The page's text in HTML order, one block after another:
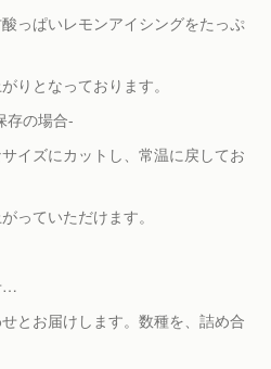
っぱいレモンアイシングをたっぷ
りとなっております。
存の場合-
イズにカットし、常温に戻してお
っていただけます。
…
とお届けします。数種を、詰め合